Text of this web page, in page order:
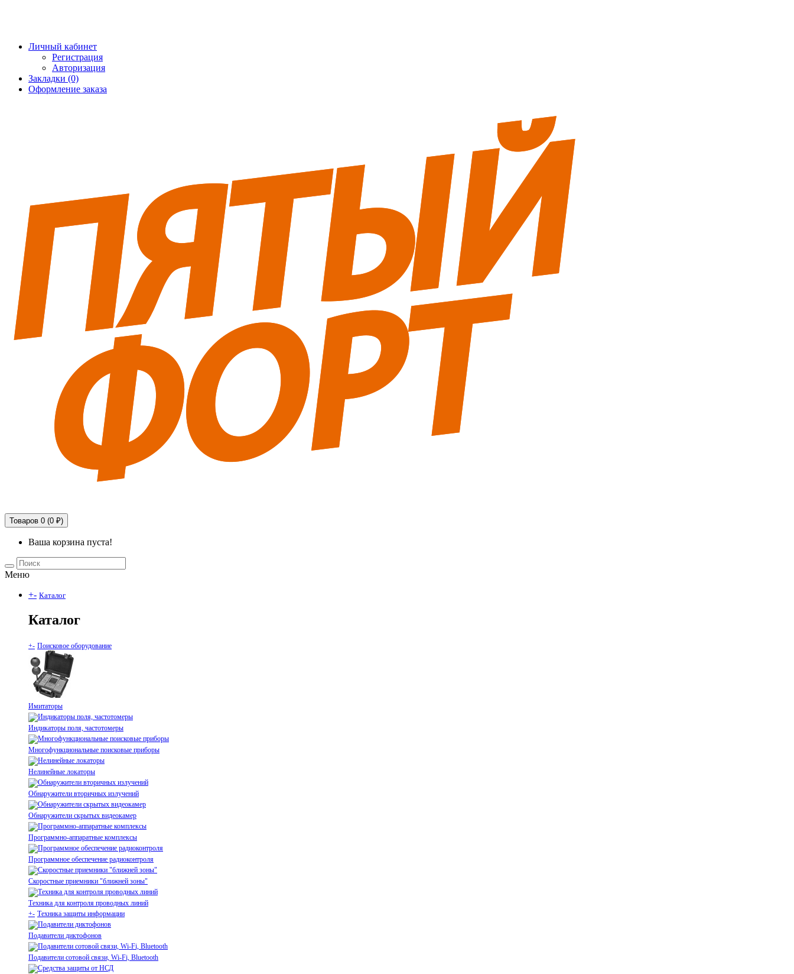
Личный кабинет
Регистрация
Авторизация
Закладки (0)
Оформление заказа
Товаров 0 (0 ₽)
Ваша корзина пуста!
Меню
+- Каталог
Каталог
+- Поисковое оборудование
Имитаторы
Индикаторы поля, частотомеры
Многофункциональные поисковые приборы
Нелинейные локаторы
Обнаружители вторичных излучений
Обнаружители скрытых видеокамер
Программно-аппаратные комплексы
Программное обеспечение радиоконтроля
Скоростные приемники "ближней зоны"
Техника для контроля проводных линий
+- Техника защиты информации
Подавители диктофонов
Подавители сотовой связи, Wi-Fi, Bluetooth